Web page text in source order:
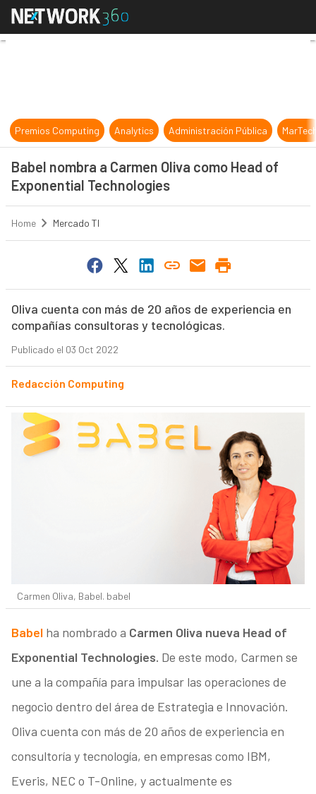
Babel nombra a Carmen Oliva
Premios Computing Analytics Administración Pública
Babel nombra a Carmen Oliva como Head of
Exponential Technologies
Home Mercado TI
Oliva cuenta con más de 20 años de experiencia en
compañías consultoras y tecnológicas.
Publicado el 03 Oct 2022
Redacción Computing
Carmen Oliva, Babel. babel
Babel ha nombrado a Carmen Oliva nueva Head of
Exponential Technologies. De este modo, Carmen se
une a la compañía para impulsar las operaciones de
negocio dentro del área de Estrategia e Innovación.
Oliva cuenta con más de 20 años de experiencia en
consultoría y tecnología, en empresas como IBM,
Everis, NEC o T-Online, y actualmente es